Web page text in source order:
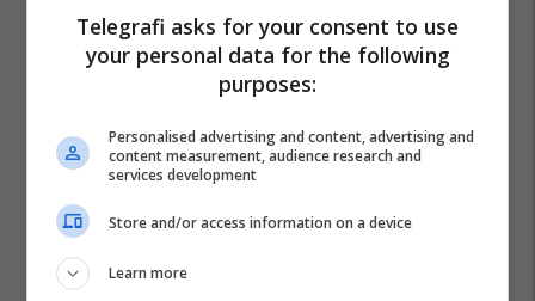
Telegrafi asks for your consent to use
your personal data for the following
purposes:
Personalised advertising and content, advertising and
content measurement, audience research and
services development
Store and/or access information on a device
Learn more